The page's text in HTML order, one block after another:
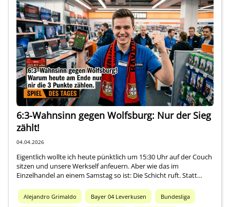
6:3-Wahnsinn gegen Wolfsburg: Nur der Sieg
zählt!
04.04.2026
Eigentlich wollte ich heute pünktlich um 15:30 Uhr auf der Couch
sitzen und unsere Werkself anfeuern. Aber wie das im
Einzelhandel an einem Samstag so ist: Die Schicht ruft. Statt…
Alejandro Grimaldo Bayer 04 Leverkusen Bundesliga